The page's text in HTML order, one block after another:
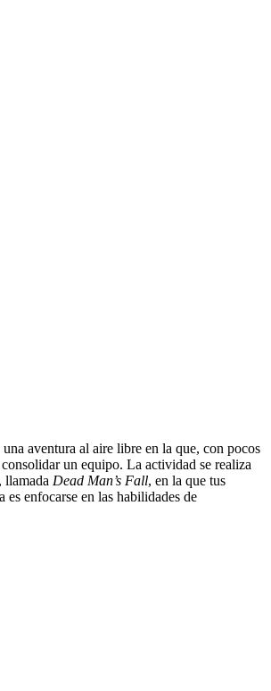
aventura al aire libre en la que, con pocos
un equipo. La actividad se realiza
llamada Dead Man’s Fall, en la que tus
enfocarse en las habilidades de